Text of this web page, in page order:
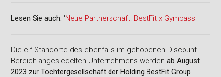
Lesen Sie auch: 'Neue Partnerschaft: BestFit x Gympass'
Die elf Standorte des ebenfalls im gehobenen Discount
Bereich angesiedelten Unternehmens werdenab August
2023 zur Tochtergesellschaft der Holding BestFit Group